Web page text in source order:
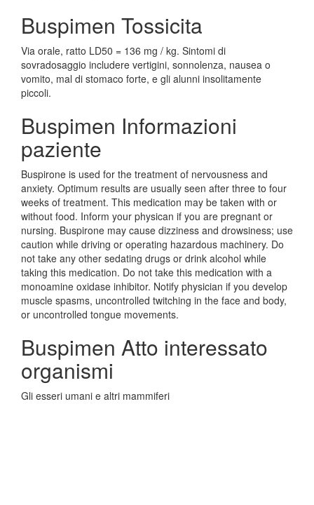
Buspimen Tossicita
Via orale, ratto LD50 = 136 mg / kg. Sintomi di
sovradosaggio includere vertigini, sonnolenza, nausea o
vomito, mal di stomaco forte, e gli alunni insolitamente
piccoli.
Buspimen Informazioni
paziente
Buspirone is used for the treatment of nervousness and
anxiety. Optimum results are usually seen after three to four
weeks of treatment. This medication may be taken with or
without food. Inform your physican if you are pregnant or
nursing. Buspirone may cause dizziness and drowsiness; use
caution while driving or operating hazardous machinery. Do
not take any other sedating drugs or drink alcohol while
taking this medication. Do not take this medication with a
monoamine oxidase inhibitor. Notify physician if you develop
muscle spasms, uncontrolled twitching in the face and body,
or uncontrolled tongue movements.
Buspimen Atto interessato
organismi
Gli esseri umani e altri mammiferi